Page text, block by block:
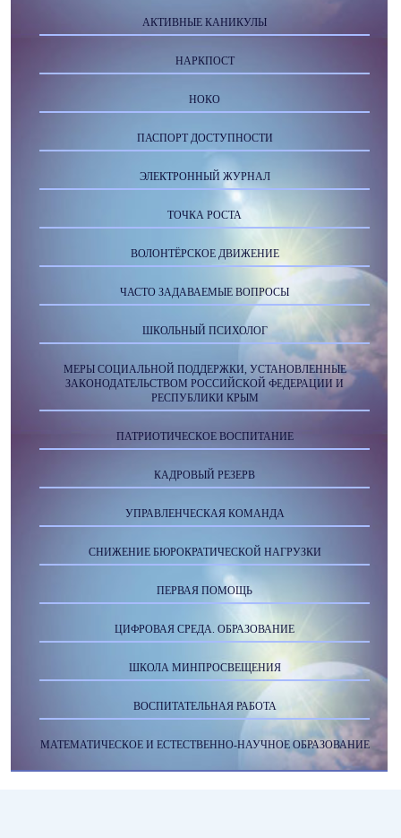
АКТИВНЫЕ КАНИКУЛЫ
НАРКПОСТ
НОКО
ПАСПОРТ ДОСТУПНОСТИ
ЭЛЕКТРОННЫЙ ЖУРНАЛ
ТОЧКА РОСТА
ВОЛОНТЁРСКОЕ ДВИЖЕНИЕ
ЧАСТО ЗАДАВАЕМЫЕ ВОПРОСЫ
ШКОЛЬНЫЙ ПСИХОЛОГ
МЕРЫ СОЦИАЛЬНОЙ ПОДДЕРЖКИ, УСТАНОВЛЕННЫЕ
ЗАКОНОДАТЕЛЬСТВОМ РОССИЙСКОЙ ФЕДЕРАЦИИ И
РЕСПУБЛИКИ КРЫМ
ПАТРИОТИЧЕСКОЕ ВОСПИТАНИЕ
КАДРОВЫЙ РЕЗЕРВ
УПРАВЛЕНЧЕСКАЯ КОМАНДА
СНИЖЕНИЕ БЮРОКРАТИЧЕСКОЙ НАГРУЗКИ
ПЕРВАЯ ПОМОЩЬ
ЦИФРОВАЯ СРЕДА. ОБРАЗОВАНИЕ
ШКОЛА МИНПРОСВЕЩЕНИЯ
ВОСПИТАТЕЛЬНАЯ РАБОТА
МАТЕМАТИЧЕСКОЕ И ЕСТЕСТВЕННО-НАУЧНОЕ ОБРАЗОВАНИЕ